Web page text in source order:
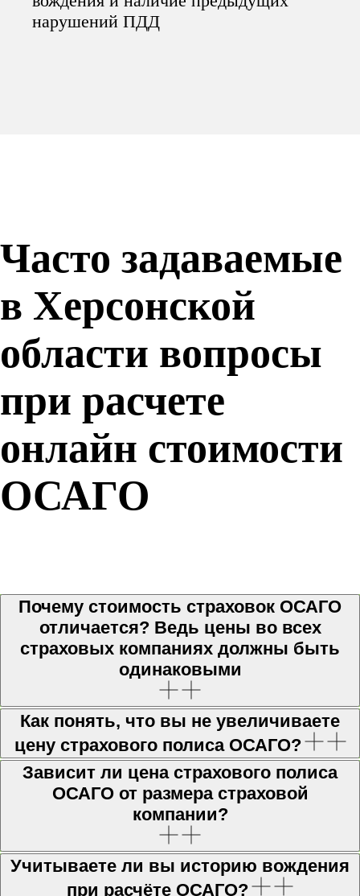
нарушений ПДД
Часто задаваемые
в Херсонской
области вопросы
при расчете
онлайн стоимости
ОСАГО
Почему стоимость страховок ОСАГО
отличается? Ведь цены во всех
страховых компаниях должны быть
одинаковыми
Как понять, что вы не увеличиваете
цену страхового полиса ОСАГО?
Зависит ли цена страхового полиса
ОСАГО от размера страховой
компании?
Учитываете ли вы историю вождения
при расчёте ОСАГО?